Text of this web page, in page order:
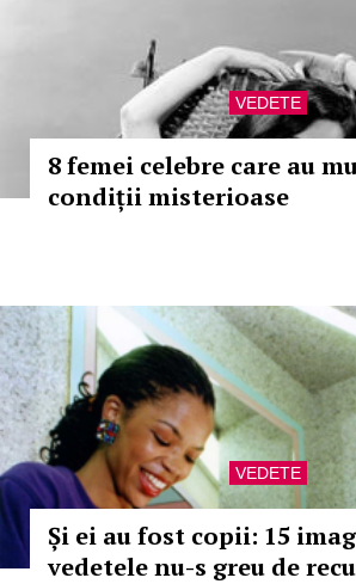
VEDETE
8 femei celebre care au
condiții misterioase
VEDETE
Și ei au fost copii: 15
vedetele nu-s greu de